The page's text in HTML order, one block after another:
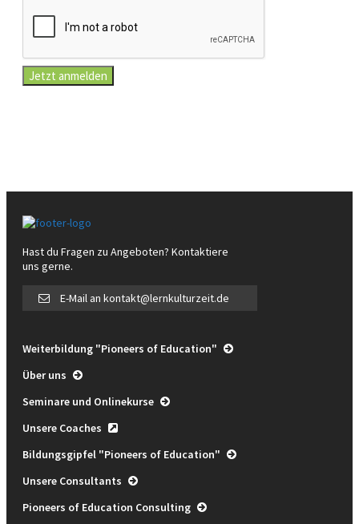
Jetzt anmelden
Hast du Fragen zu Angeboten? Kontaktiere
uns gerne.
E-Mail an kontakt@lernkulturzeit.de
Weiterbildung "Pioneers of Education"
Über uns
Seminare und Onlinekurse
Unsere Coaches
Bildungsgipfel "Pioneers of Education"
Unsere Consultants
Pioneers of Education Consulting